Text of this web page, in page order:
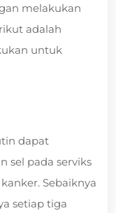
melakukan
adalah
untuk
dapat
sel pada serviks
Sebaiknya
setiap tiga